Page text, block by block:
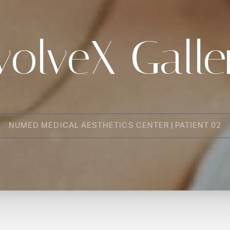
NUMED MEDICAL AESTHETICS CENTER | PATIENT 02